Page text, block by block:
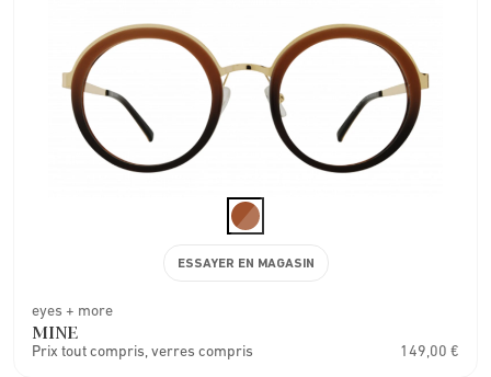
eyes + more
MINE
Prix tout compris, verres compris 149,00 €
ESSAYER EN MAGASIN